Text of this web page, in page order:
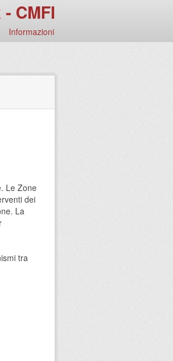
CMFI
Informazioni
Le Zone
dei
La
tra